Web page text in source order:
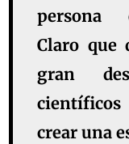
persona
Claro que
gran
científicos
crear una